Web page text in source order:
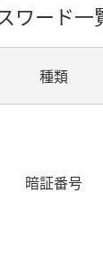
ワード一
種類
暗証番号